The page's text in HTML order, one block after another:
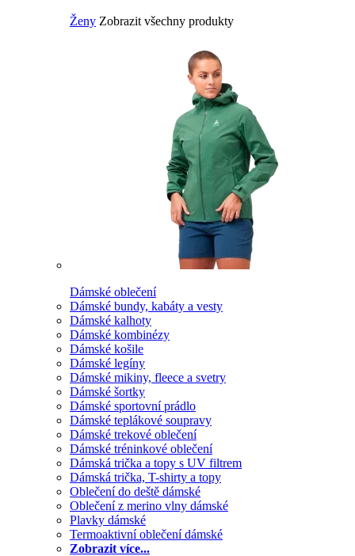
Ženy Zobrazit všechny produkty
Dámské oblečení
Dámské bundy, kabáty a vesty
Dámské kalhoty
Dámské kombinézy
Dámské košile
Dámské legíny
Dámské mikiny, fleece a svetry
Dámské šortky
Dámské sportovní prádlo
Dámské teplákové soupravy
Dámské trekové oblečení
Dámské tréninkové oblečení
Dámská trička a topy s UV filtrem
Dámská trička, T-shirty a topy
Oblečení do deště dámské
Oblečení z merino vlny dámské
Plavky dámské
Termoaktivní oblečení dámské
Zobrazit více...